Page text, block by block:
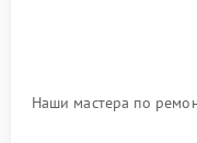
Наши мастера по